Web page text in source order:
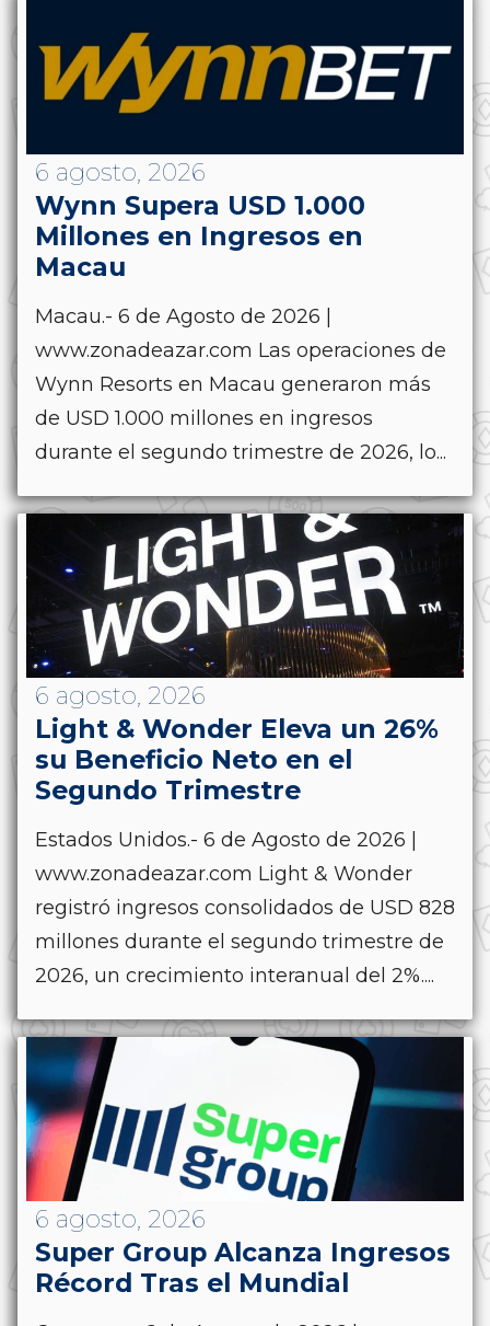
6 agosto, 2026
Wynn Supera USD 1.000
Millones en Ingresos en
Macau
Macau.- 6 de Agosto de 2026 |
www.zonadeazar.com Las operaciones de
Wynn Resorts en Macau generaron más
de USD 1.000 millones en ingresos
durante el segundo trimestre de 2026, lo...
6 agosto, 2026
Light & Wonder Eleva un 26%
su Beneficio Neto en el
Segundo Trimestre
Estados Unidos.- 6 de Agosto de 2026 |
www.zonadeazar.com Light & Wonder
registró ingresos consolidados de USD 828
millones durante el segundo trimestre de
2026, un crecimiento interanual del 2%....
6 agosto, 2026
Super Group Alcanza Ingresos
Récord Tras el Mundial